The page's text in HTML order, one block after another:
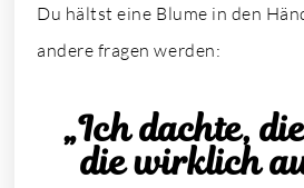
Du hältst eine Blume in den
andere fragen werden:
„Ich dachte,
die wirklich